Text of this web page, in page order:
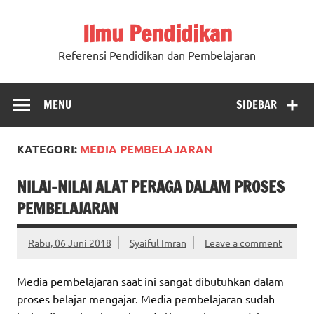
Ilmu Pendidikan
Referensi Pendidikan dan Pembelajaran
SIDEBAR
MENU
KATEGORI: MEDIA PEMBELAJARAN
NILAI-NILAI ALAT PERAGA DALAM PROSES
PEMBELAJARAN
Rabu, 06 Juni 2018 Syaiful Imran Leave a comment
Media pembelajaran saat ini sangat dibutuhkan dalam
proses belajar mengajar. Media pembelajaran sudah